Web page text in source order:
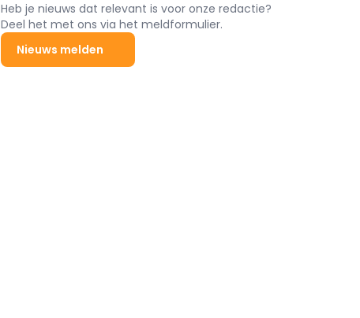
Heb je nieuws dat relevant is voor onze redactie?
Deel het met ons via het meldformulier.
Nieuws melden